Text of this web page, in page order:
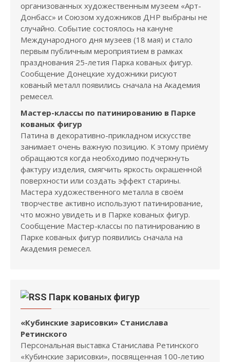
организованных художественным музеем «Арт-
Донбасс» и Союзом художников ДНР выбраны не
случайно. Событие состоялось на кануне
Международного дня музеев (18 мая) и стало
первым публичным мероприятием в рамках
празднования 25-летия Парка кованых фигур.
Сообщение Донецкие художники рисуют
кованый металл появились сначала на Академия
ремесел.
Мастер-классы по патинированию в Парке
кованых фигур
Патина в декоративно-прикладном искусстве
занимает очень важную позицию. К этому приёму
обращаются когда необходимо подчеркнуть
фактуру изделия, смягчить яркость окрашенной
поверхности или создать эффект старины.
Мастера художественного металла в своём
творчестве активно используют патинирование,
что можно увидеть и в Парке кованых фигур.
Сообщение Мастер-классы по патинированию в
Парке кованых фигур появились сначала на
Академия ремесел.
Парк кованых фигур
«Кубинские зарисовки» Станислава
Ретинского
Персональная выставка Станислава Ретинского
«Кубинские зарисовки», посвященная 100-летию